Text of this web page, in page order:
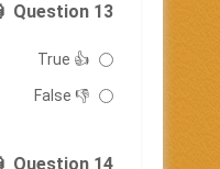
Question 13 🏮
👍 True
👎 False
Question 14 🏮